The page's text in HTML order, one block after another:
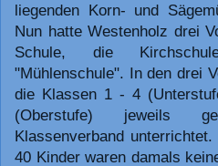
liegenden Korn- und
Nun hatte Westenholz drei
Schule, die
"Mühlenschule". In den drei
die Klassen 1 - 4
(Oberstufe) jeweils
Klassenverband
40 Kinder waren damals